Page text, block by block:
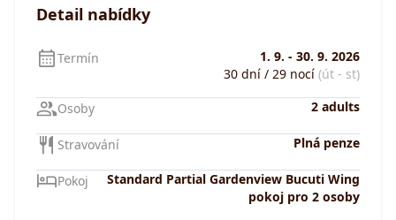
Detail nabídky
Termín 1. 9. - 30. 9. 2026
30 dní / 29 nocí (út - st)
Osoby 2 adults
Stravování Plná penze
Pokoj
Standard Partial Gardenview Bucuti Wing
pokoj pro 2 osoby